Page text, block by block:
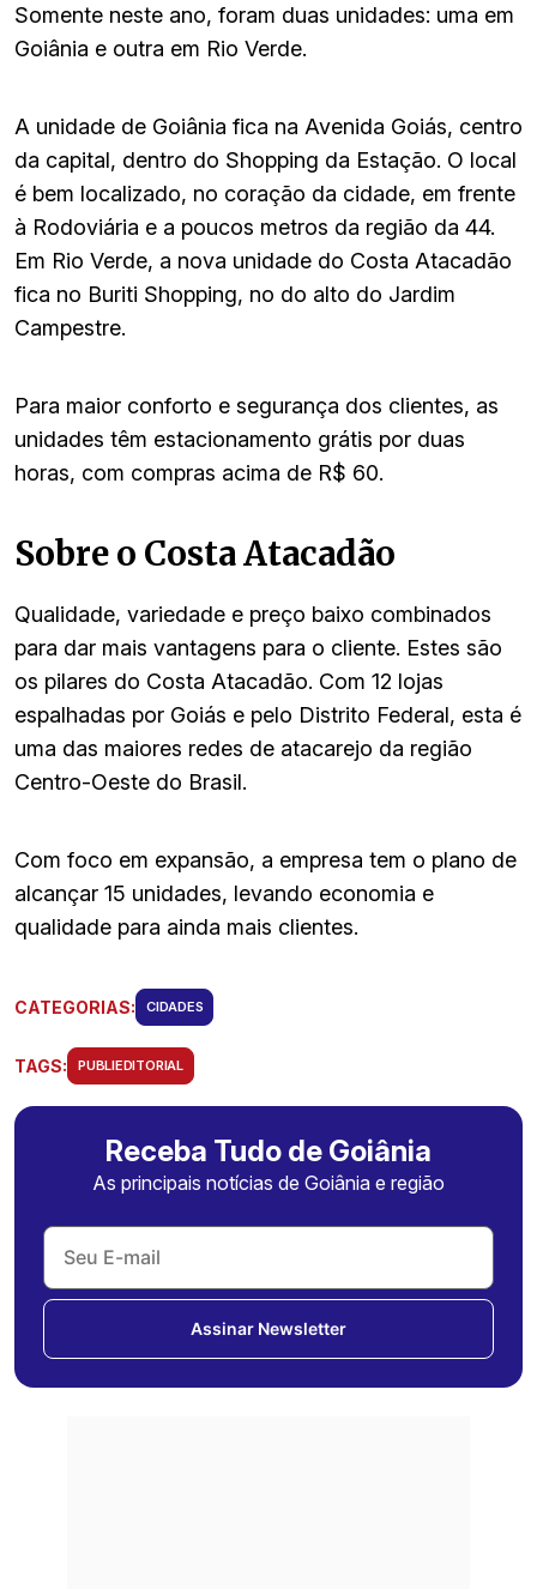
Somente neste ano, foram duas unidades: uma em
Goiânia e outra em Rio Verde.
A unidade de Goiânia fica na Avenida Goiás, centro
da capital, dentro do Shopping da Estação. O local
é bem localizado, no coração da cidade, em frente
à Rodoviária e a poucos metros da região da 44.
Em Rio Verde, a nova unidade do Costa Atacadão
fica no Buriti Shopping, no do alto do Jardim
Campestre.
Para maior conforto e segurança dos clientes, as
unidades têm estacionamento grátis por duas
horas, com compras acima de R$ 60.
Sobre o Costa Atacadão
Qualidade, variedade e preço baixo combinados
para dar mais vantagens para o cliente. Estes são
os pilares do Costa Atacadão. Com 12 lojas
espalhadas por Goiás e pelo Distrito Federal, esta é
uma das maiores redes de atacarejo da região
Centro-Oeste do Brasil.
Com foco em expansão, a empresa tem o plano de
alcançar 15 unidades, levando economia e
qualidade para ainda mais clientes.
CATEGORIAS: CIDADES
TAGS: PUBLIEDITORIAL
Receba Tudo de Goiânia
As principais notícias de Goiânia e região
Assinar Newsletter